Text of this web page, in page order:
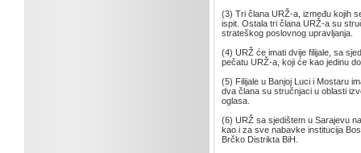
(3) Tri člana URŽ-a, između kojih
ispit. Ostala tri člana URŽ-a su
strateškog poslovnog upravljanja.
(4) URŽ će imati dvije filijale, sa
pečatu URŽ-a, koji će kao jedinu
(5) Filijale u Banjoj Luci i Mostaru
dva člana su stručnjaci u oblasti
oglasa.
(6) URŽ sa sjedištem u Sarajevu
kao i za sve nabavke institucija
Brčko Distrikta BiH.